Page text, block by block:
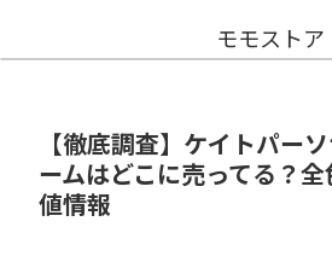
モモストア
【徹底調査】ケイトパー
ームはどこに売ってる？
値情報